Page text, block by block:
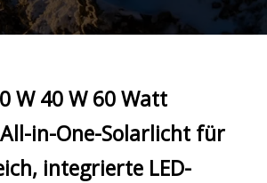
W 40 W 60 Watt
in-One-Solarlicht für
integrierte LED-